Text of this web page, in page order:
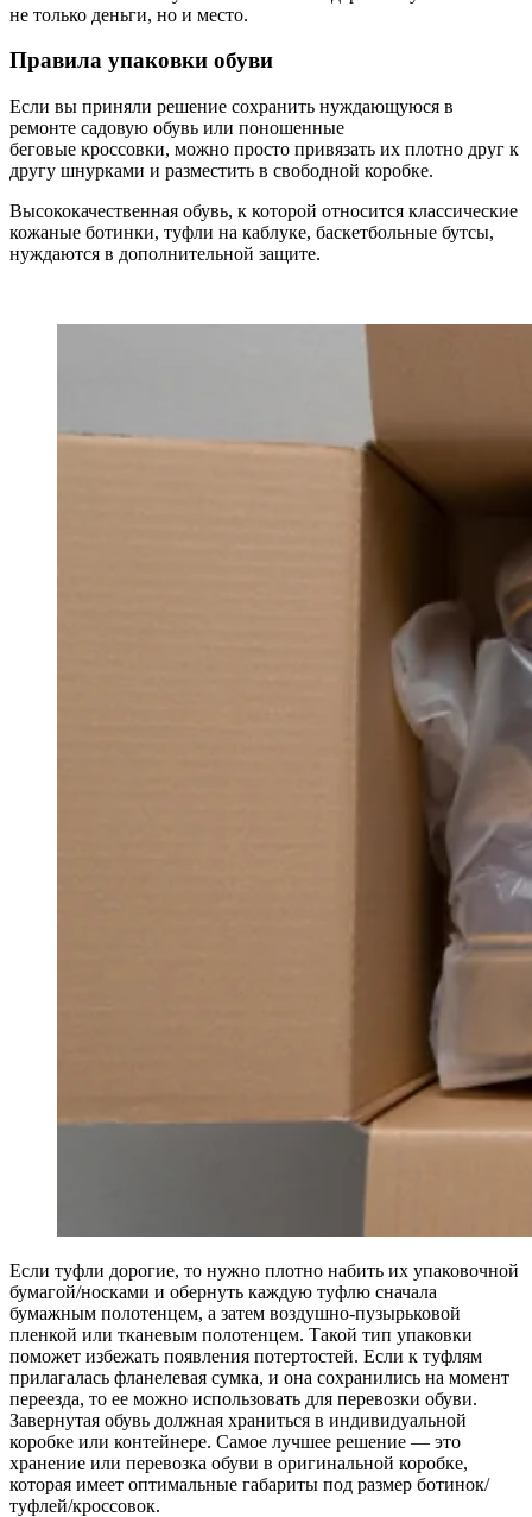
не только деньги, но и место.
Правила упаковки обуви
Если вы приняли решение сохранить нуждающуюся в
ремонте садовую обувь или поношенные
беговые кроссовки, можно просто привязать их плотно друг к
другу шнурками и разместить в свободной коробке.
Высококачественная обувь, к которой относится классические
кожаные ботинки, туфли на каблуке, баскетбольные бутсы,
нуждаются в дополнительной защите.
Если туфли дорогие, то нужно плотно набить их упаковочной
бумагой/носками и обернуть каждую туфлю сначала
бумажным полотенцем, а затем воздушно-пузырьковой
пленкой или тканевым полотенцем. Такой тип упаковки
поможет избежать появления потертостей. Если к туфлям
прилагалась фланелевая сумка, и она сохранились на момент
переезда, то ее можно использовать для перевозки обуви.
Завернутая обувь должная храниться в индивидуальной
коробке или контейнере. Самое лучшее решение — это
хранение или перевозка обуви в оригинальной коробке,
которая имеет оптимальные габариты под размер ботинок/
туфлей/кроссовок.